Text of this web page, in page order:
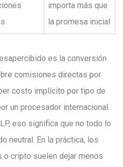
importa más que
la promesa inicial
es la conversión
comisiones directas por
costo implícito por tipo de
un procesador internacional.
eso significa que no todo lo
neutral. En la práctica, los
cripto suelen dejar menos